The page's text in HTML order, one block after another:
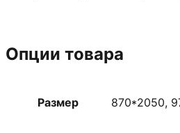
Опции товара
Размер 870*2050,